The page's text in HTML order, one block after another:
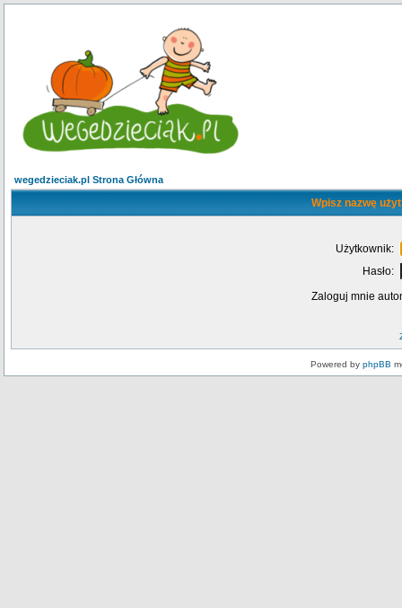
wegedzieciak.pl Strona Główna
Wpisz nazwę
Użytkownik:
Hasło:
Zaloguj mnie
Powered by phpBB